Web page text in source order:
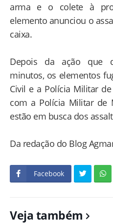
arma e o colete à
elemento anunciou o
caixa.
Depois da ação que
minutos, os elementos
Civil e a Polícia Militar
com a Polícia Militar de
estão em busca dos
Da redação do Blog
Facebook
Veja também